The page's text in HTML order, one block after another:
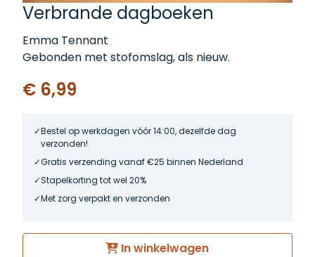
Verbrande dagboeken
Emma Tennant
Gebonden met stofomslag, als nieuw.
€ 6,99
Bestel op werkdagen vóór 14:00, dezelfde dag
verzonden!
Gratis verzending vanaf €25 binnen Nederland
Stapelkorting tot wel 20%
Met zorg verpakt en verzonden
In winkelwagen